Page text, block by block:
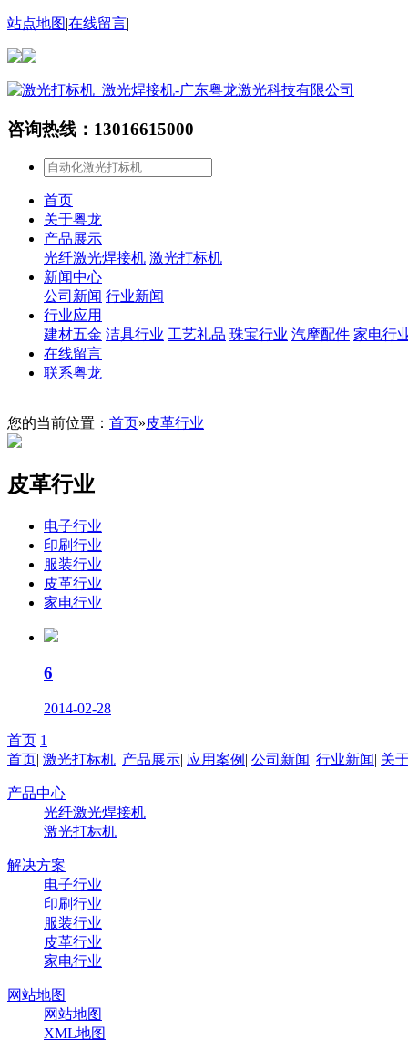
站点地图|在线留言|
咨询热线：13016615000
首页
关于粤龙
产品展示
光纤激光焊接机 激光打标机
新闻中心
公司新闻 行业新闻
行业应用
建材五金 洁具行业 工艺礼品 珠宝行业 汽摩配件 家电行
在线留言
联系粤龙
您的当前位置： 首页»皮革行业
皮革行业
电子行业
印刷行业
服装行业
皮革行业
家电行业
6
2014-02-28
首页 1
首页| 激光打标机| 产品展示| 应用案例 | 公司新闻| 行业新闻| 关
产品中心
光纤激光焊接机
激光打标机
解决方案
电子行业
印刷行业
服装行业
皮革行业
家电行业
网站地图
网站地图
XML地图